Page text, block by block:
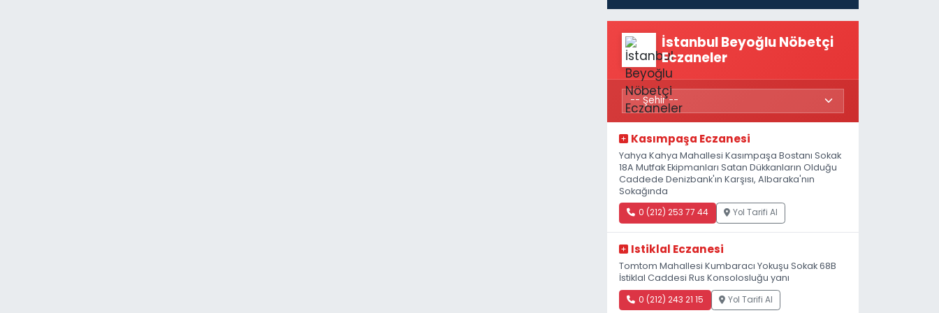
İstanbul Beyoğlu Nöbetçi
Eczaneler
Kasımpaşa Eczanesi
Yahya Kahya Mahallesi Kasımpaşa Bostanı Sokak
18A Mutfak Ekipmanları Satan Dükkanların Olduğu
Caddede Denizbank'ın Karşısı, Albaraka'nın
Sokağında
0 (212) 253 77 44 Yol Tarifi Al
Istiklal Eczanesi
Tomtom Mahallesi Kumbaracı Yokuşu Sokak 68B
İstiklal Caddesi Rus Konsolosluğu yanı
0 (212) 243 21 15 Yol Tarifi Al